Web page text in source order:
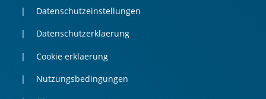
Datenschutzeinstellungen
Datenschutzerklaerung
Cookie erklaerung
Nutzungsbedingungen